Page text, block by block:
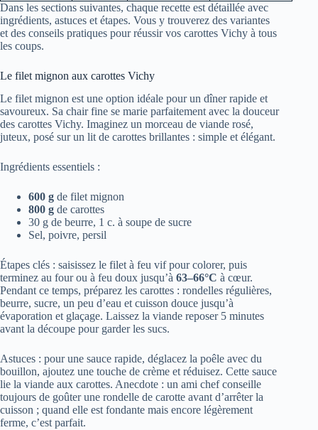
Dans les sections suivantes, chaque recette est détaillée avec
ingrédients, astuces et étapes. Vous y trouverez des variantes
et des conseils pratiques pour réussir vos carottes Vichy à tous
les coups.
Le filet mignon aux carottes Vichy
Le filet mignon est une option idéale pour un dîner rapide et
savoureux. Sa chair fine se marie parfaitement avec la douceur
des carottes Vichy. Imaginez un morceau de viande rosé,
juteux, posé sur un lit de carottes brillantes : simple et élégant.
Ingrédients essentiels :
600 g de filet mignon
800 g de carottes
30 g de beurre, 1 c. à soupe de sucre
Sel, poivre, persil
Étapes clés : saisissez le filet à feu vif pour colorer, puis
terminez au four ou à feu doux jusqu’à 63–66°C à cœur.
Pendant ce temps, préparez les carottes : rondelles régulières,
beurre, sucre, un peu d’eau et cuisson douce jusqu’à
évaporation et glaçage. Laissez la viande reposer 5 minutes
avant la découpe pour garder les sucs.
Astuces : pour une sauce rapide, déglacez la poêle avec du
bouillon, ajoutez une touche de crème et réduisez. Cette sauce
lie la viande aux carottes. Anecdote : un ami chef conseille
toujours de goûter une rondelle de carotte avant d’arrêter la
cuisson ; quand elle est fondante mais encore légèrement
ferme, c’est parfait.